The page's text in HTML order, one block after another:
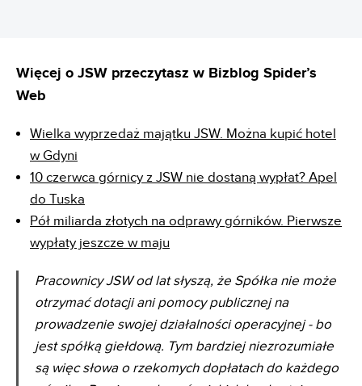
Więcej o JSW przeczytasz w Bizblog Spider’s
Web
Wielka wyprzedaż majątku JSW. Można kupić hotel
w Gdyni
10 czerwca górnicy z JSW nie dostaną wypłat? Apel
do Tuska
Pół miliarda złotych na odprawy górników. Pierwsze
wypłaty jeszcze w maju
Pracownicy JSW od lat słyszą, że Spółka nie może
otrzymać dotacji ani pomocy publicznej na
prowadzenie swojej działalności operacyjnej - bo
jest spółką giełdową. Tym bardziej niezrozumiałe
są więc słowa o rzekomych dopłatach do każdego